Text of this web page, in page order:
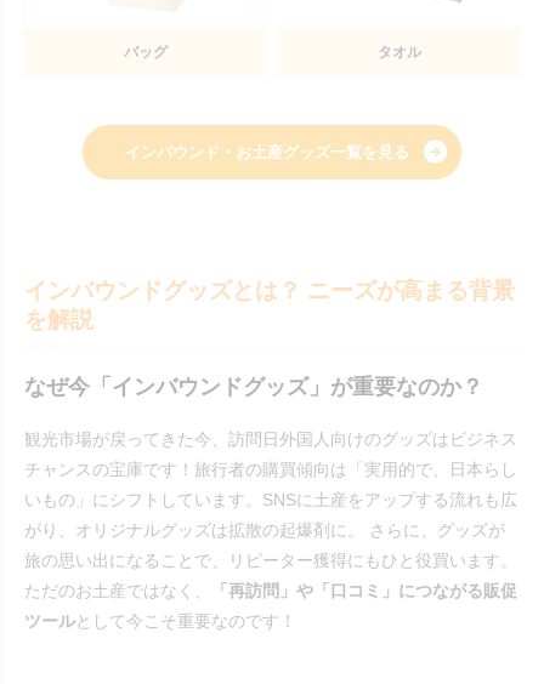
バッグ タオル
インバウンド・お土産グッズ一覧を見る
インバウンドグッズとは？ ニーズが高まる背景
を解説
なぜ今「インバウンドグッズ」が重要なのか？
観光市場が戻ってきた今、訪問日外国人向けのグッズはビジネス
チャンスの宝庫です！旅行者の購買傾向は「実用的で、日本らし
いもの」にシフトしています。SNSに土産をアップする流れも広
がり、オリジナルグッズは拡散の起爆剤に。 さらに、グッズが
旅の思い出になることで、リピーター獲得にもひと役買います。
ただのお土産ではなく、
「再訪問」や「口コミ」につながる販促
ツールとして今こそ重要なのです！